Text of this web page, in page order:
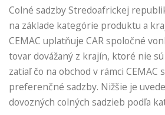
Colné sadzby Stredoafrickej
na základe kategórie produktu a
CEMAC uplatňuje CAR spoločné
tovar dovážaný z krajín, ktoré nie sú
zatiaľ čo na obchod v rámci CEMAC
preferenčné sadzby. Nižšie je
dovozných colných sadzieb podľa